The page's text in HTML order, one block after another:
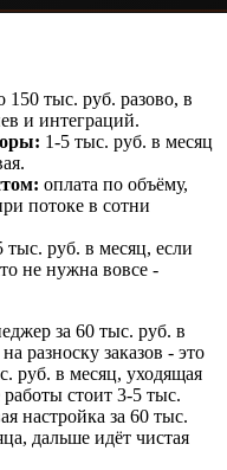
150 тыс. руб. разово, в
и интеграций.
1-5 тыс. руб. в месяц
оплата по объёму,
потоке в сотни
тыс. руб. в месяц, если
не нужна вовсе -
за 60 тыс. руб. в
разноску заказов - это
руб. в месяц, уходящая
стоит 3-5 тыс.
настройка за 60 тыс.
дальше идёт чистая